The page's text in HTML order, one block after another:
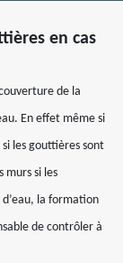
en cas
de la
En effet même si
les gouttières sont
murs si les
la formation
de contrôler à